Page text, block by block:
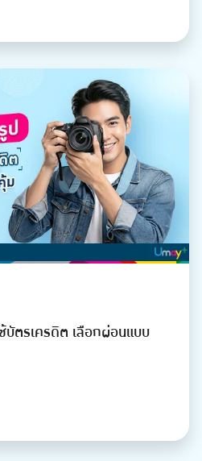
บัตรเครดิต เลือกผ่อนแบบ